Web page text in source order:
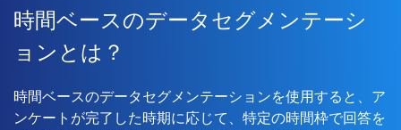
時間ベースのデータセグメンテーシ
ョンとは？
時間ベースのデータセグメンテーションを使用すると、ア
ンケートが完了した時期に応じて、特定の時間枠で回答を